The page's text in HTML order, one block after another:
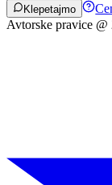
Klepetajmo
Avtorske pravice @